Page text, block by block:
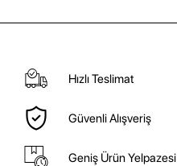
Hızlı Teslimat
Güvenli Alışveriş
Geniş Ürün Yelpazesi